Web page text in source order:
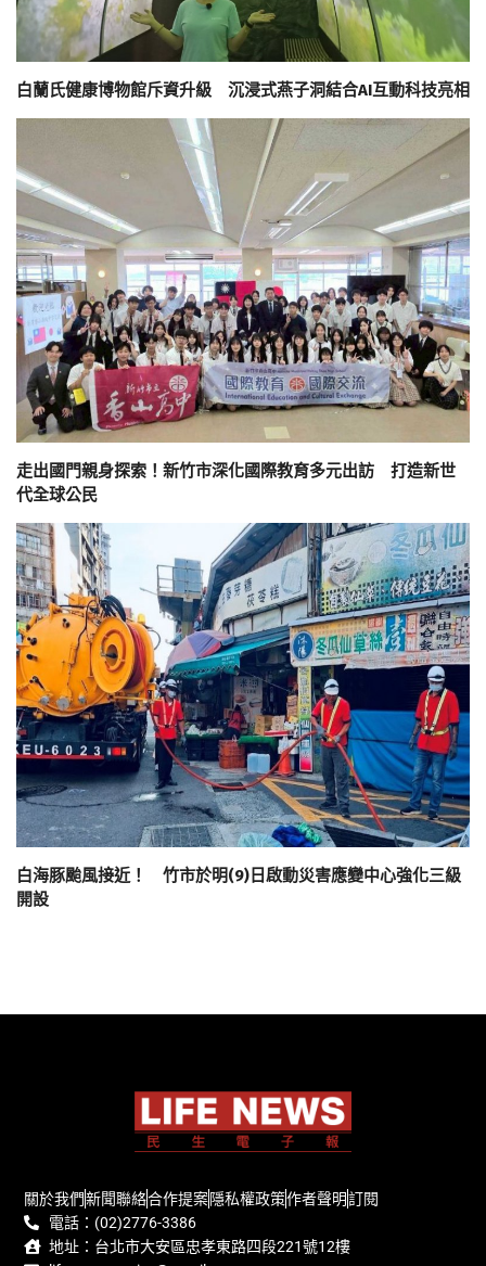
白蘭氏健康博物館斥資升級 沉浸式燕子洞結合AI互動科技亮相
走出國門親身探索！新竹市深化國際教育多元出訪 打造新世
代全球公民
白海豚颱風接近！ 竹市於明(9)日啟動災害應變中心強化三級
開設
關於我們新聞聯絡合作提案隱私權政策作者聲明訂閱
電話：(02)2776-3386
地址：台北市大安區忠孝東路四段221號12樓